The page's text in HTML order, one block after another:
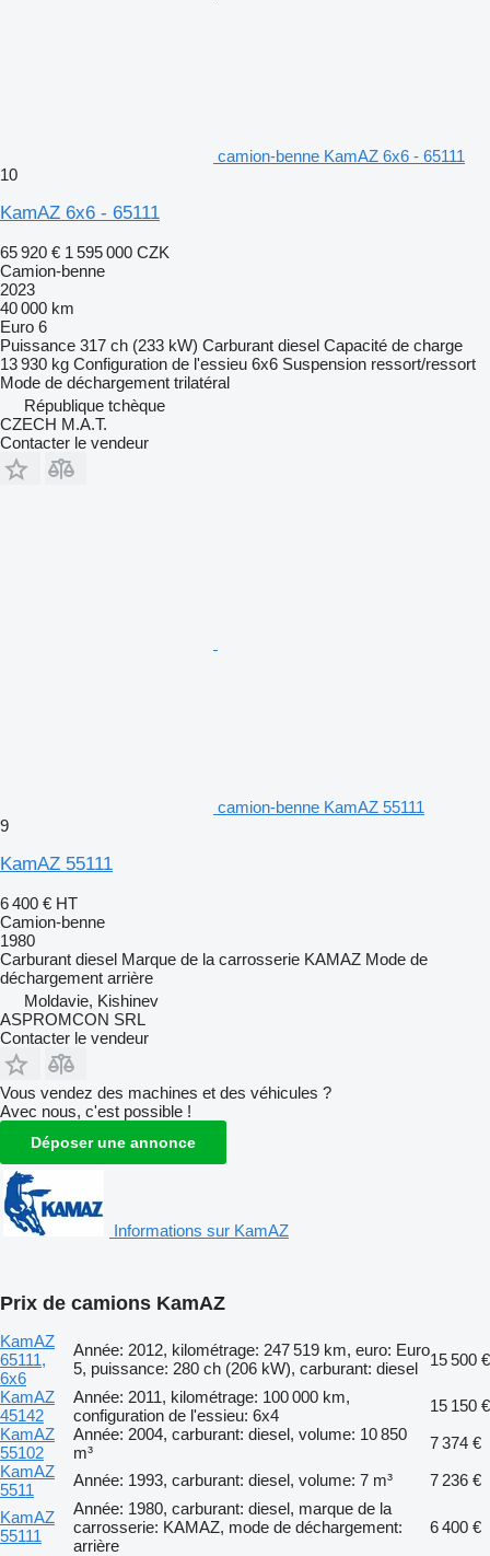
camion-benne KamAZ 6x6 - 65111
10
KamAZ 6x6 - 65111
65 920 € 1 595 000 CZK
Camion-benne
2023
40 000 km
Euro 6
Puissance 317 ch (233 kW) Carburant diesel Capacité de charge
13 930 kg Configuration de l'essieu 6x6 Suspension ressort/ressort
Mode de déchargement trilatéral
République tchèque
CZECH M.A.T.
Contacter le vendeur
camion-benne KamAZ 55111
9
KamAZ 55111
6 400 € HT
Camion-benne
1980
Carburant diesel Marque de la carrosserie KAMAZ Mode de
déchargement arrière
Moldavie, Kishinev
ASPROMCON SRL
Contacter le vendeur
Vous vendez des machines et des véhicules ?
Avec nous, c'est possible !
Déposer une annonce
Informations sur KamAZ
Prix de camions KamAZ
KamAZ
65111,
6x6
Année: 2012, kilométrage: 247 519 km, euro: Euro
5, puissance: 280 ch (206 kW), carburant: diesel
15 500 €
KamAZ
45142
Année: 2011, kilométrage: 100 000 km,
configuration de l'essieu: 6x4
15 150 €
KamAZ
55102
Année: 2004, carburant: diesel, volume: 10 850
m³
7 374 €
KamAZ
5511
Année: 1993, carburant: diesel, volume: 7 m³
7 236 €
KamAZ
55111
Année: 1980, carburant: diesel, marque de la
carrosserie: KAMAZ, mode de déchargement:
arrière
6 400 €